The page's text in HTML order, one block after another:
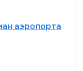
аэропорта